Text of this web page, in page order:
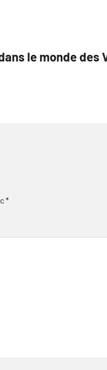
le monde des
*